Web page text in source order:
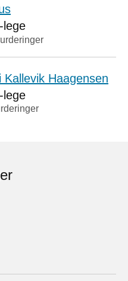
lege
Kallevik Haagensen
lege